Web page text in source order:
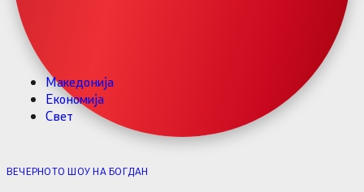
Македонија
Економија
Свет
ВЕЧЕРНОТО ШОУ НА БОГДАН